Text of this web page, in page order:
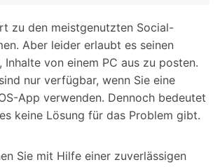
zu den meistgenutzten Social-
Aber leider erlaubt es seinen
Inhalte von einem PC aus zu posten.
nur verfügbar, wenn Sie eine
App verwenden. Dennoch bedeutet
keine Lösung für das Problem gibt.
Sie mit Hilfe einer zuverlässigen